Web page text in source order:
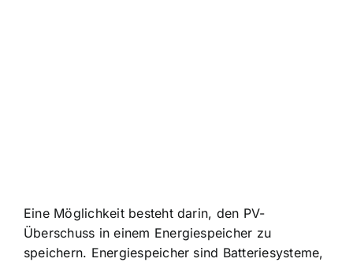
Eine Möglichkeit besteht darin, den PV-
Überschuss in einem Energiespeicher zu
speichern. Energiespeicher sind Batteriesysteme,